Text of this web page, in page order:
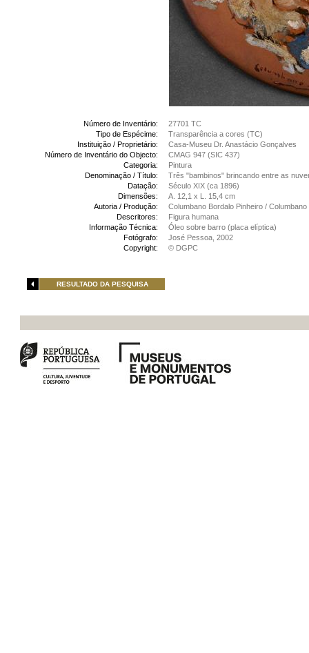
Número de Inventário:
27701 TC
Tipo de Espécime:
Transparência a cores (TC)
Instituição / Proprietário:
Casa-Museu Dr. Anastácio Gonçalves
Número de Inventário do Objecto:
CMAG 947 (SIC 437)
Categoria:
Pintura
Denominação / Título:
Três "bambinos" brincando entre as
Datação:
Século XIX (ca 1896)
Dimensões:
A. 12,1 x L. 15,4 cm
Autoria / Produção:
Columbano Bordalo Pinheiro /
Descritores:
Figura humana
Informação Técnica:
Óleo sobre barro (placa elíptica)
Fotógrafo:
José Pessoa, 2002
Copyright:
© DGPC
RESULTADO DA PESQUISA